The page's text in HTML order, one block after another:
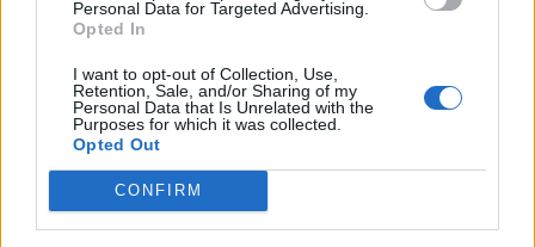
Personal Data for Targeted Advertising.
Opted In
I want to opt-out of Collection, Use,
Retention, Sale, and/or Sharing of my
Personal Data that Is Unrelated with the
Purposes for which it was collected.
Opted Out
CONFIRM